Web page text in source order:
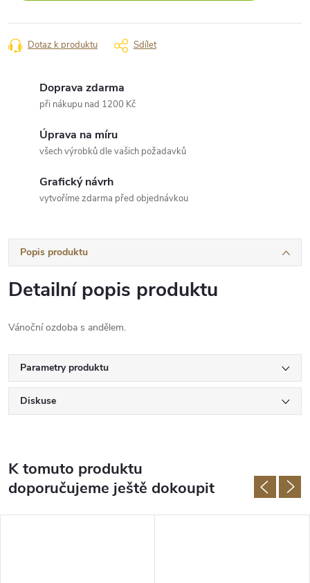
Dotaz k produktu Sdílet
Doprava zdarma
při nákupu nad 1200 Kč
Úprava na míru
všech výrobků dle vašich požadavků
Grafický návrh
vytvoříme zdarma před objednávkou
Popis produktu
Detailní popis produktu
Vánoční ozdoba s andělem.
Parametry produktu
Diskuse
K tomuto produktu
doporučujeme ještě dokoupit